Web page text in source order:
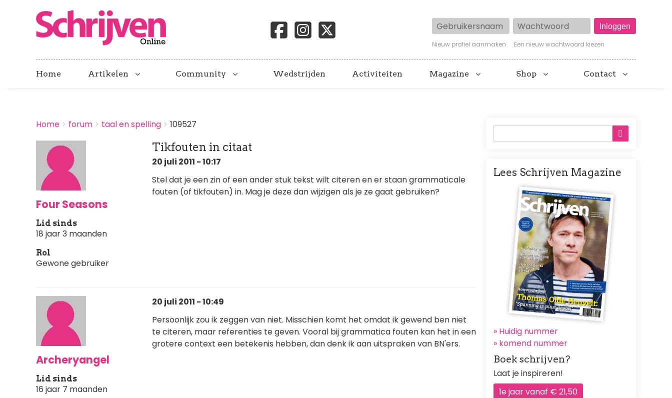
Gebruikersnaam Wachtwoord
Nieuw profiel aanmaken Een nieuw wachtwoord kiezen
Home Artikelen Community Wedstrijden Activiteiten Magazine Shop Contact
BREADCRUMBS
You
here:
Home forum taal en spelling 109527
Four Seasons
Lid sinds
18 jaar 3 maanden
Rol
Gewone gebruiker
Tikfouten in citaat
20 juli 2011 - 10:17
Stel dat je een zin of een ander stuk tekst wilt citeren en er staan grammaticale
fouten (of tikfouten) in. Mag je deze dan wijzigen als je ze gaat gebruiken?
Archeryangel
Lid sinds
16 jaar 7 maanden
20 juli 2011 - 10:49
Persoonlijk zou ik zeggen van niet. Misschien komt het omdat ik gewend ben niet
te citeren, maar referenties te geven. Vooral bij grammatica fouten kan het in een
grotere context een betekenis hebben, dan denk ik aan uitspraken van BN'ers.
Lees Schrijven Magazine
Afbeelding
» Huidig nummer
» komend nummer
Boek schrijven?
Laat je inspireren!
1e jaar vanaf € 21,50